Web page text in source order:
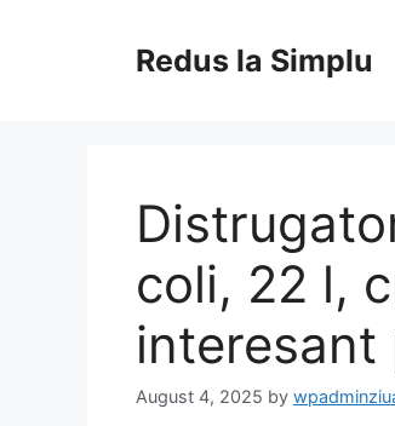
Redus la Simplu
coli, 22 l,
interesant
August 4, 2025 by